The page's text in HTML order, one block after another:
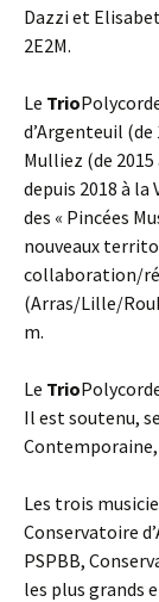
Dazzi et
2E2M.
Le Trio
d’Argenteuil (de
Mulliez (de 2015
depuis 2018 à
des « Pincées
nouveaux
collaboration/
(Arras/Lille/
m.
Le Trio
Il est soutenu,
Contemporaine,
Les trois
Conservatoire
PSPBB,
les plus grands